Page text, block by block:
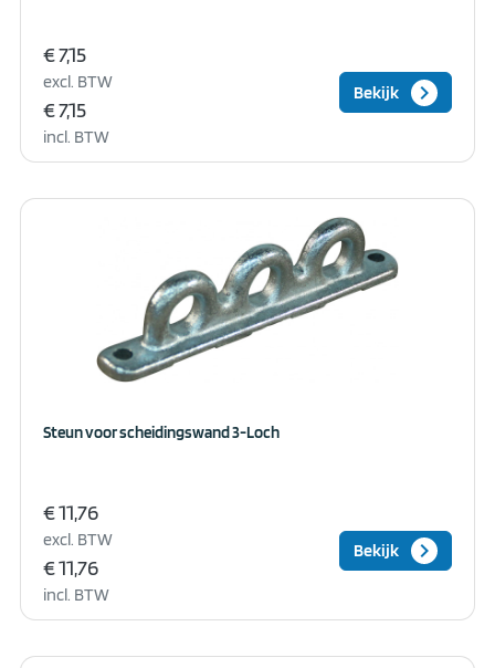
€ 7,15
excl. BTW
€ 7,15
incl. BTW
Bekijk keyboard_arrow_right
Steun voor scheidingswand 3-Loch
€ 11,76
excl. BTW
€ 11,76
incl. BTW
Bekijk keyboard_arrow_right